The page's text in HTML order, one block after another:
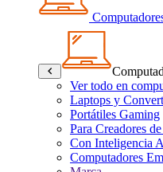
Ver todo en
Laptops y
Portátiles Gaming
Para Creadores
Con Inteligencia
Computadores